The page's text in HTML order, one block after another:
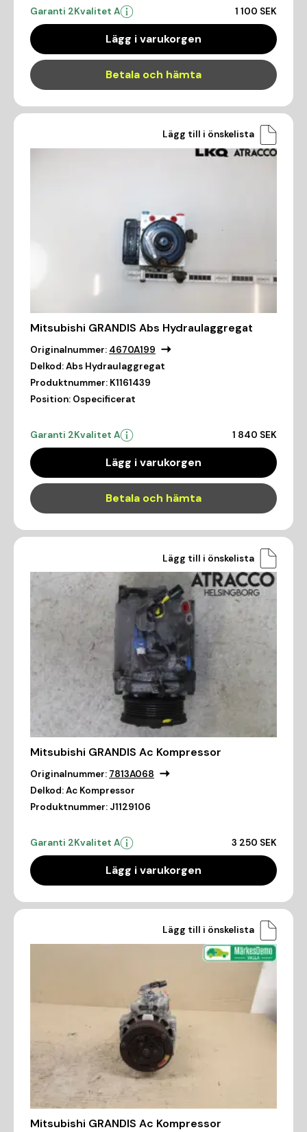
Garanti 2Kvalitet A 1 100 SEK
Lägg i varukorgen
Betala och hämta
Lägg till i önskelista
Mitsubishi GRANDIS Abs Hydraulaggregat
Originalnummer: 4670A199
Delkod:Abs Hydraulaggregat
Produktnummer: K1161439
Position: Ospecificerat
Garanti 2Kvalitet A 1 840 SEK
Lägg i varukorgen
Betala och hämta
Lägg till i önskelista
Mitsubishi GRANDIS Ac Kompressor
Originalnummer: 7813A068
Delkod:Ac Kompressor
Produktnummer: J1129106
Garanti 2Kvalitet A 3 250 SEK
Lägg i varukorgen
Lägg till i önskelista
Mitsubishi GRANDIS Ac Kompressor